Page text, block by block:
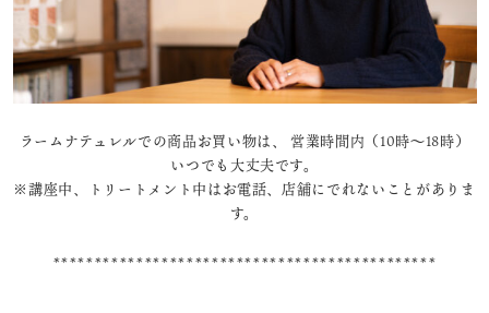
ラームナテュレルでの商品お買い物は、 営業時間内（10時～18時）
いつでも大丈夫です。
※講座中、トリートメント中はお電話、店舗にでれないことがありま
す。
**********************************************